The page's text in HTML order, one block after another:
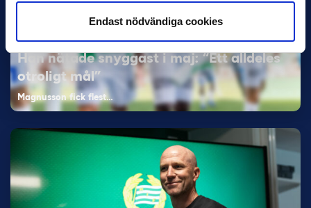
Endast nödvändiga cookies
11 JUNI
Han nätade snyggast i maj: “Ett alldeles
otroligt mål”
Magnusson fick flest…